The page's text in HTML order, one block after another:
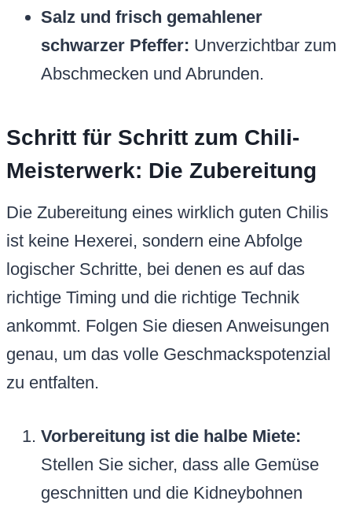
Salz und frisch gemahlener
schwarzer Pfeffer: Unverzichtbar zum
Abschmecken und Abrunden.
Schritt für Schritt zum Chili-
Meisterwerk: Die Zubereitung
Die Zubereitung eines wirklich guten Chilis
ist keine Hexerei, sondern eine Abfolge
logischer Schritte, bei denen es auf das
richtige Timing und die richtige Technik
ankommt. Folgen Sie diesen Anweisungen
genau, um das volle Geschmackspotenzial
zu entfalten.
Vorbereitung ist die halbe Miete:
Stellen Sie sicher, dass alle Gemüse
geschnitten und die Kidneybohnen